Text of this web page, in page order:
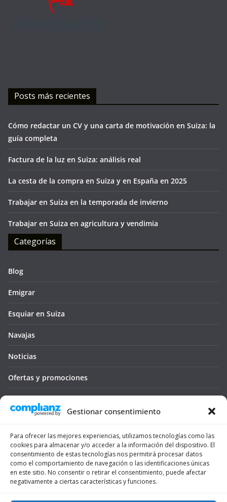
Gestionar consentimiento
Para ofrecer las mejores experiencias, utilizamos tecnologías como las
cookies para almacenar y/o acceder a la información del dispositivo. El
consentimiento de estas tecnologías nos permitirá procesar datos
como el comportamiento de navegación o las identificaciones únicas
en este sitio. No consentir o retirar el consentimiento, puede afectar
negativamente a ciertas características y funciones.
Posts más recientes
Cómo redactar un CV y una carta de motivación en Suiza: la
guía completa
Factura de la luz en Suiza: análisis real
La cesta de la compra en Suiza y en España en 2025
Trabajar en Suiza en la temporada de invierno
Trabajar en Suiza en agricultura y vendimia
Categorías
Blog
Emigrar
Esquiar en Suiza
Navajas
Noticias
Ofertas y promociones
Seguro médico
Trámites
Viajar
Vivienda